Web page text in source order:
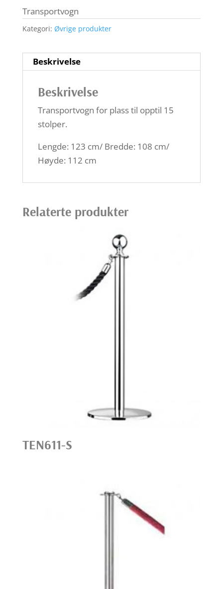
Transportvogn
Kategori: Øvrige produkter
Beskrivelse
Beskrivelse
Transportvogn for plass til opptil 15
stolper.
Lengde: 123 cm/ Bredde: 108 cm/
Høyde: 112 cm
Relaterte produkter
TEN611-S